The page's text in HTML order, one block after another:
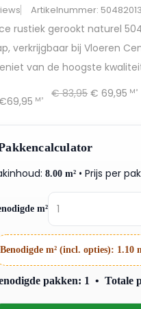
Artikelnummer:
rustiek gerookt naturel
verkrijgbaar bij Vloeren
van de hoogste
M² €83,95 € 69,95 M²
8.00 m² • Prijs per
m²
Benodigde m² (incl. opties): 1.10
pakken: 1 • Totale